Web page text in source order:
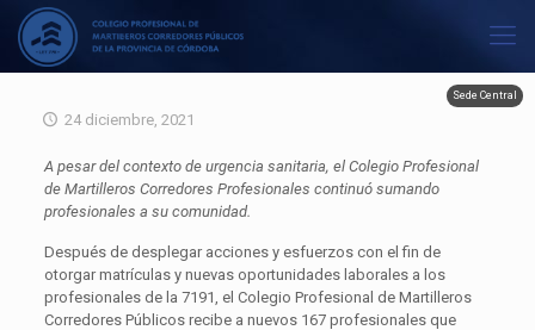
24 diciembre, 2021
A pesar del contexto de urgencia sanitaria, el Colegio Profesional
de Martilleros Corredores Profesionales continuó sumando
profesionales a su comunidad.
Después de desplegar acciones y esfuerzos con el fin de
otorgar matrículas y nuevas oportunidades laborales a los
profesionales de la 7191, el Colegio Profesional de Martilleros
Corredores Públicos recibe a nuevos 167 profesionales que
Sede Central